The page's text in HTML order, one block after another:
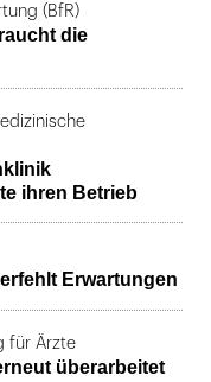
(BfR)
die
ihren Betrieb
Erwartungen
für Ärzte
überarbeitet